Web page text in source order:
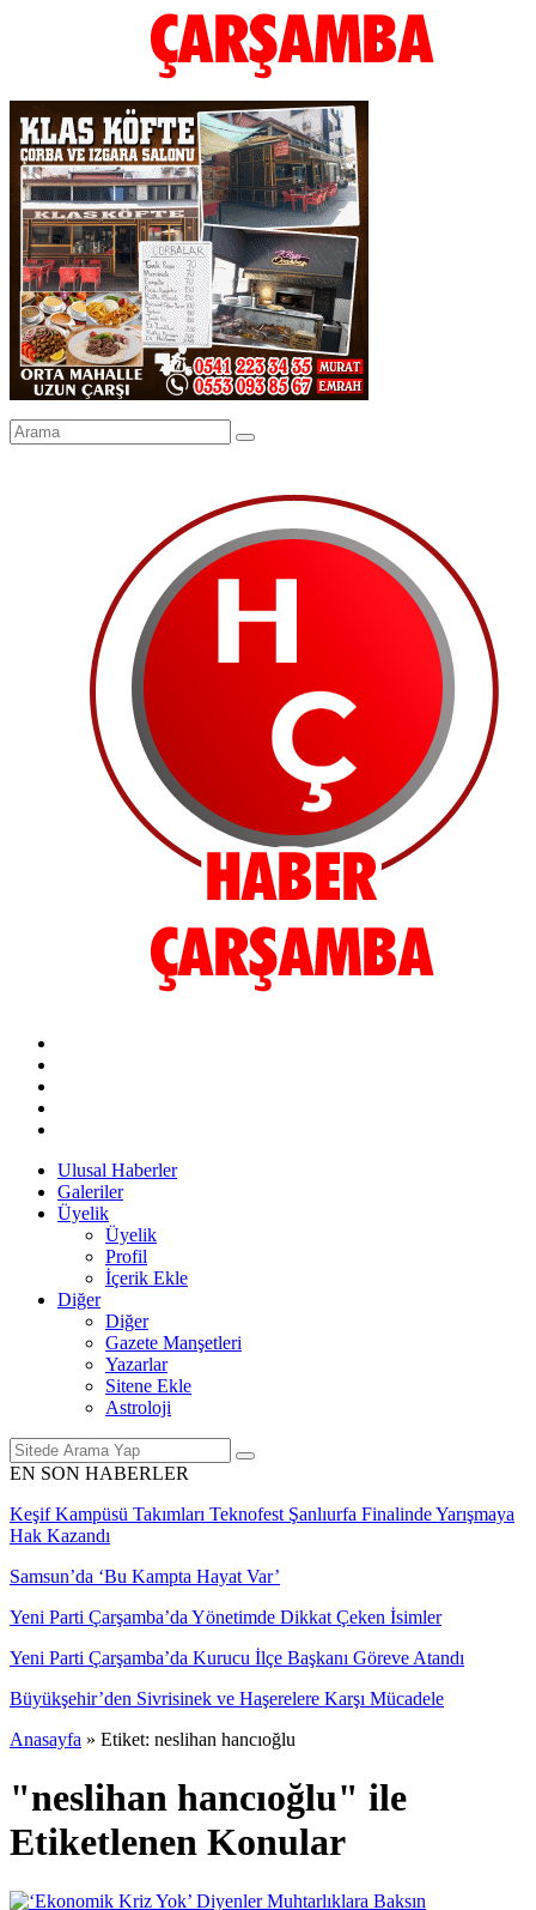
Ulusal Haberler
Galeriler
Üyelik
Üyelik
Profil
İçerik Ekle
Diğer
Diğer
Gazete Manşetleri
Yazarlar
Sitene Ekle
Astroloji
EN SON HABERLER
Keşif Kampüsü Takımları Teknofest Şanlıurfa Finalinde Yarışmaya
Hak Kazandı
Samsun’da ‘Bu Kampta Hayat Var’
Yeni Parti Çarşamba’da Yönetimde Dikkat Çeken İsimler
Yeni Parti Çarşamba’da Kurucu İlçe Başkanı Göreve Atandı
Büyükşehir’den Sivrisinek ve Haşerelere Karşı Mücadele
Anasayfa » Etiket: neslihan hancıoğlu
"neslihan hancıoğlu" ile
Etiketlenen Konular